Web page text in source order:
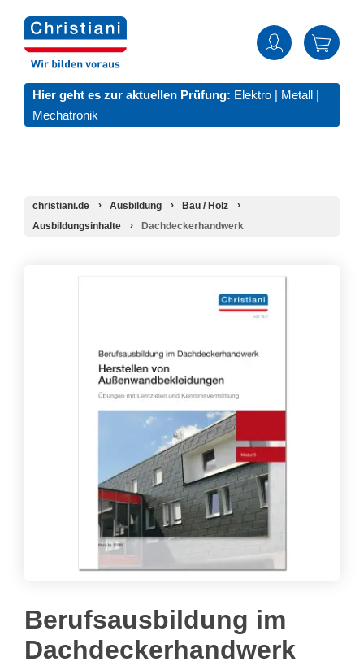
Hier geht es zur aktuellen Prüfung: Elektro | Metall |
Mechatronik
christiani.de Ausbildung
Bau / Holz
Ausbildungsinhalte
Dachdeckerhandwerk
Berufsausbildung im
Dachdeckerhandwerk